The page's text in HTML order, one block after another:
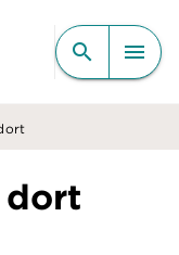
search menu
dort